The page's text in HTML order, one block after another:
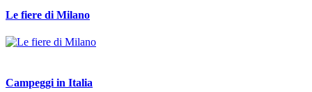
Le fiere di Milano
Campeggi in Italia